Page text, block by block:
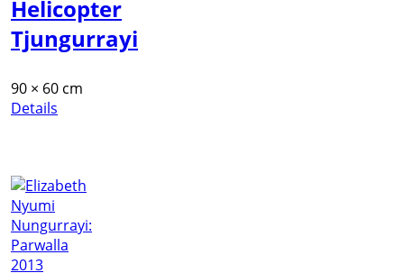
Helicopter
Tjungurrayi
90 × 60 cm
Details